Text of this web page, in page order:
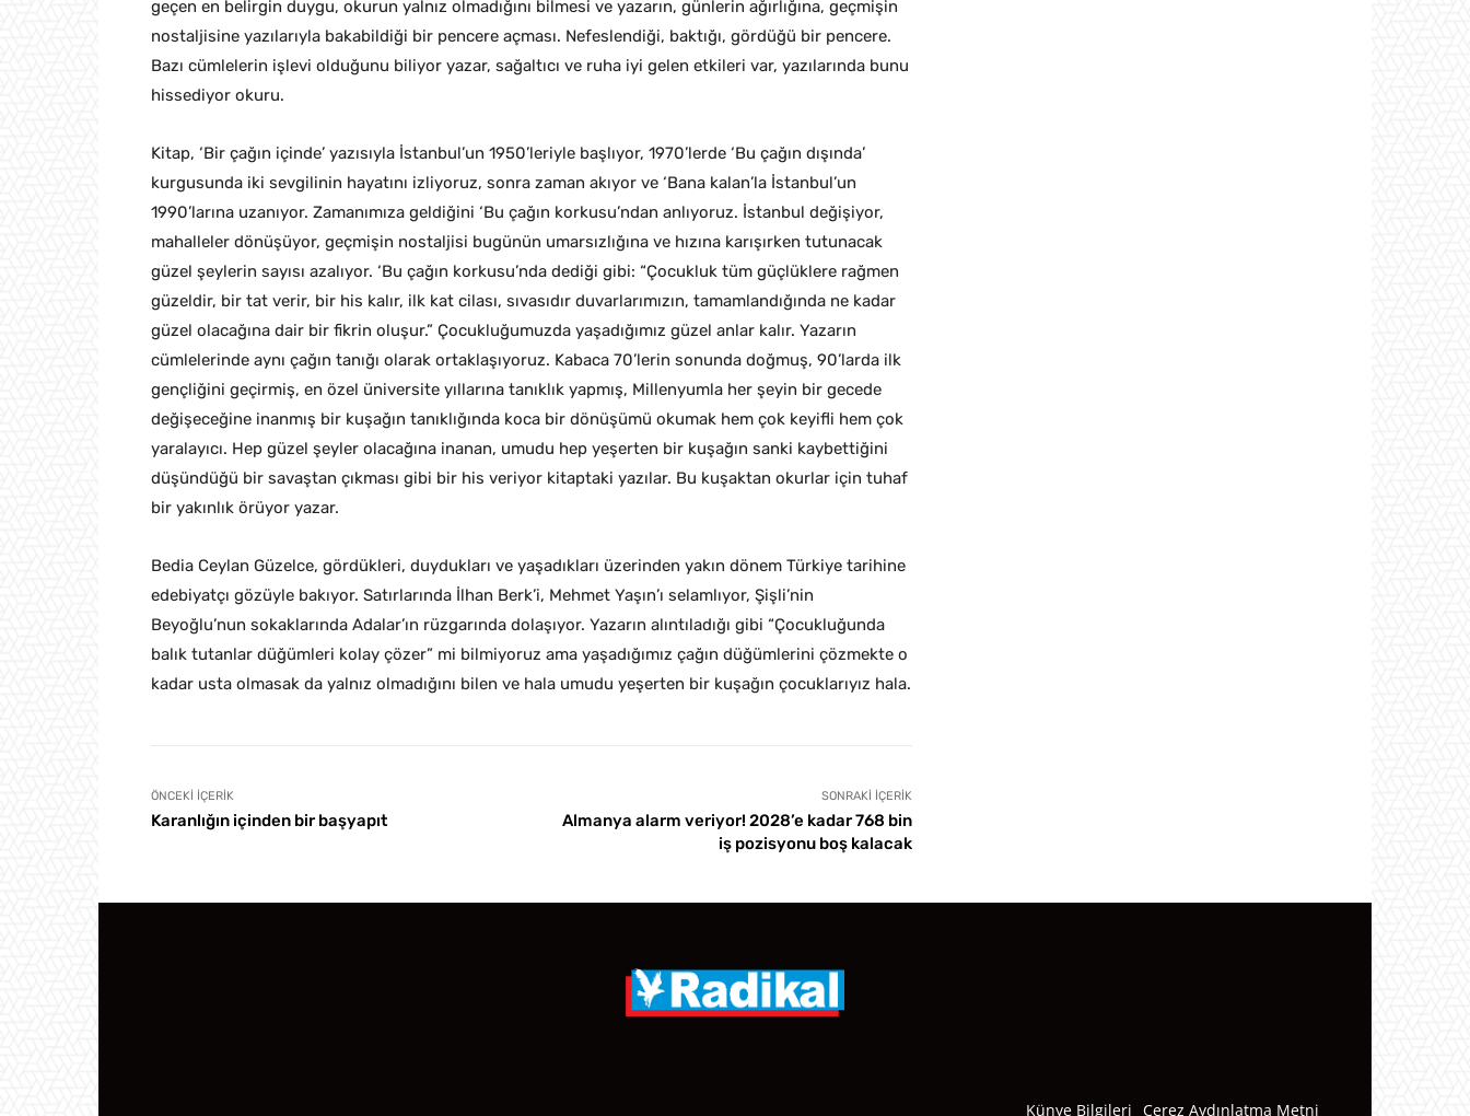
geçen en belirgin duygu, okurun yalnız olmadığını bilmesi ve yazarın, günlerin ağırlığına, geçmişin
nostaljisine yazılarıyla bakabildiği bir pencere açması. Nefeslendiği, baktığı, gördüğü bir pencere.
Bazı cümlelerin işlevi olduğunu biliyor yazar, sağaltıcı ve ruha iyi gelen etkileri var, yazılarında bunu
hissediyor okuru.
Kitap, ‘Bir çağın içinde’ yazısıyla İstanbul’un 1950’leriyle başlıyor, 1970’lerde ‘Bu çağın dışında’
kurgusunda iki sevgilinin hayatını izliyoruz, sonra zaman akıyor ve ‘Bana kalan’la İstanbul’un
1990’larına uzanıyor. Zamanımıza geldiğini ‘Bu çağın korkusu’ndan anlıyoruz. İstanbul değişiyor,
mahalleler dönüşüyor, geçmişin nostaljisi bugünün umarsızlığına ve hızına karışırken tutunacak
güzel şeylerin sayısı azalıyor. ‘Bu çağın korkusu’nda dediği gibi: “Çocukluk tüm güçlüklere rağmen
güzeldir, bir tat verir, bir his kalır, ilk kat cilası, sıvasıdır duvarlarımızın, tamamlandığında ne kadar
güzel olacağına dair bir fikrin oluşur.” Çocukluğumuzda yaşadığımız güzel anlar kalır. Yazarın
cümlelerinde aynı çağın tanığı olarak ortaklaşıyoruz. Kabaca 70’lerin sonunda doğmuş, 90’larda ilk
gençliğini geçirmiş, en özel üniversite yıllarına tanıklık yapmış, Millenyumla her şeyin bir gecede
değişeceğine inanmış bir kuşağın tanıklığında koca bir dönüşümü okumak hem çok keyifli hem çok
yaralayıcı. Hep güzel şeyler olacağına inanan, umudu hep yeşerten bir kuşağın sanki kaybettiğini
düşündüğü bir savaştan çıkması gibi bir his veriyor kitaptaki yazılar. Bu kuşaktan okurlar için tuhaf
bir yakınlık örüyor yazar.
Bedia Ceylan Güzelce, gördükleri, duydukları ve yaşadıkları üzerinden yakın dönem Türkiye tarihine
edebiyatçı gözüyle bakıyor. Satırlarında İlhan Berk’i, Mehmet Yaşın’ı selamlıyor, Şişli’nin
Beyoğlu’nun sokaklarında Adalar’ın rüzgarında dolaşıyor. Yazarın alıntıladığı gibi “Çocukluğunda
balık tutanlar düğümleri kolay çözer” mi bilmiyoruz ama yaşadığımız çağın düğümlerini çözmekte o
kadar usta olmasak da yalnız olmadığını bilen ve hala umudu yeşerten bir kuşağın çocuklarıyız hala.
ÖNCEKI İÇERIK
Karanlığın içinden bir başyapıt
SONRAKI İÇERIK
Almanya alarm veriyor! 2028’e kadar 768 bin
iş pozisyonu boş kalacak
Künye Bilgileri Çerez Aydınlatma Metni